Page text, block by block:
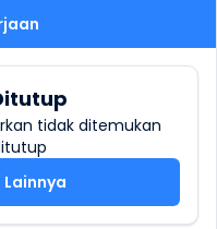
tidak ditemukan